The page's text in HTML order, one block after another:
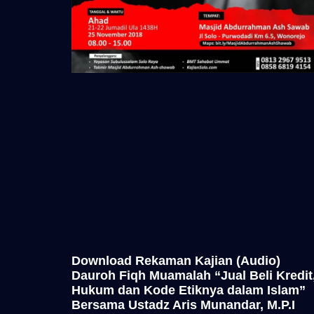
Download Rekaman Kajian (Audio)
Dauroh Fiqh Muamalah “Jual Beli
Hukum dan Kode Etiknya dalam Islam”
Bersama Ustadz Aris Munandar, M.P.I